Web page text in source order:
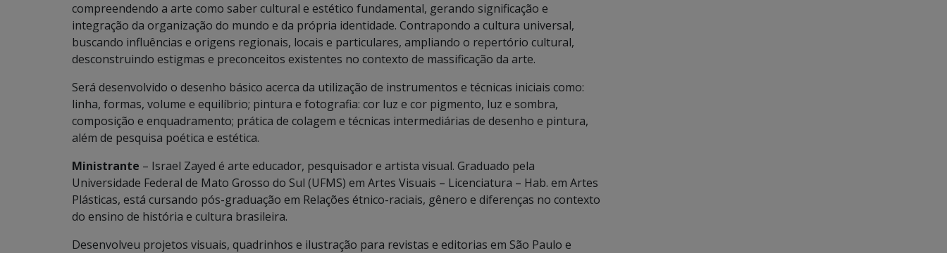
compreendendo a arte como saber cultural e estético fundamental, gerando significação e
integração da organização do mundo e da própria identidade. Contrapondo a cultura universal,
buscando influências e origens regionais, locais e particulares, ampliando o repertório cultural,
desconstruindo estigmas e preconceitos existentes no contexto de massificação da arte.
Será desenvolvido o desenho básico acerca da utilização de instrumentos e técnicas iniciais como:
linha, formas, volume e equilíbrio; pintura e fotografia: cor luz e cor pigmento, luz e sombra,
composição e enquadramento; prática de colagem e técnicas intermediárias de desenho e pintura,
além de pesquisa poética e estética.
Ministrante – Israel Zayed é arte educador, pesquisador e artista visual. Graduado pela
Universidade Federal de Mato Grosso do Sul (UFMS) em Artes Visuais – Licenciatura – Hab. em Artes
Plásticas, está cursando pós-graduação em Relações étnico-raciais, gênero e diferenças no contexto
do ensino de história e cultura brasileira.
Desenvolveu projetos visuais, quadrinhos e ilustração para revistas e editorias em São Paulo e